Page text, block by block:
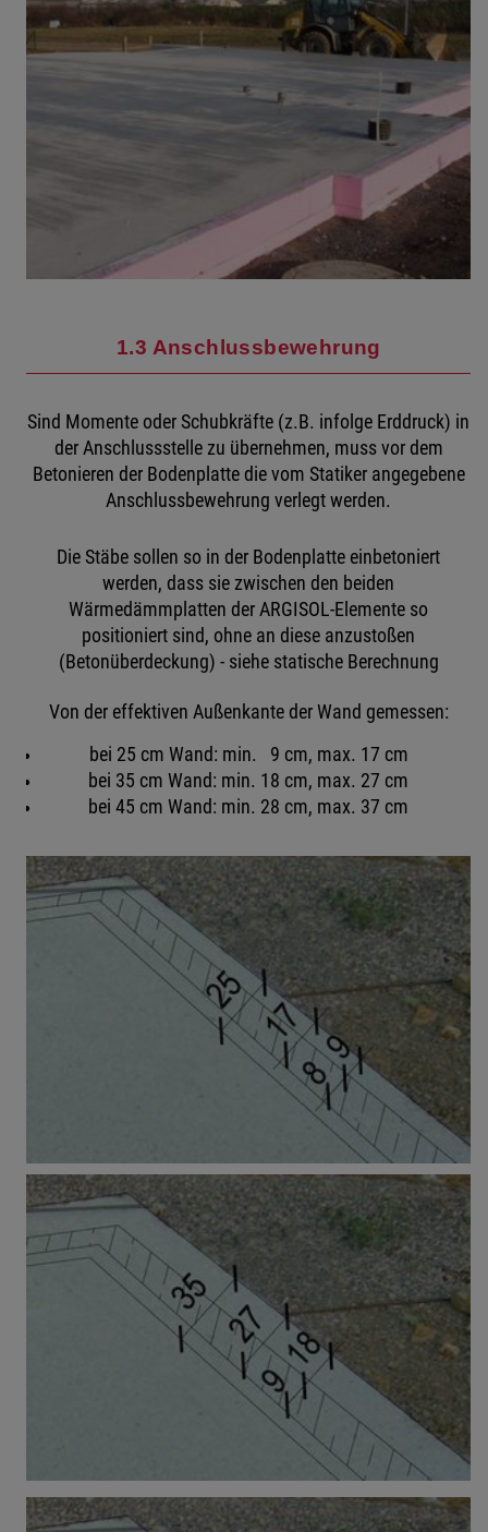
1.3 Anschlussbewehrung
Sind Momente oder Schubkräfte (z.B. infolge Erddruck) in
der Anschlussstelle zu übernehmen, muss vor dem
Betonieren der Bodenplatte die vom Statiker angegebene
Anschlussbewehrung verlegt werden.
Die Stäbe sollen so in der Bodenplatte einbetoniert
werden, dass sie zwischen den beiden
Wärmedämmplatten der ARGISOL-Elemente so
positioniert sind, ohne an diese anzustoßen
(Betonüberdeckung) - siehe statische Berechnung
Von der effektiven Außenkante der Wand gemessen:
bei 25 cm Wand: min. 9 cm, max. 17 cm
bei 35 cm Wand: min. 18 cm, max. 27 cm
bei 45 cm Wand: min. 28 cm, max. 37 cm